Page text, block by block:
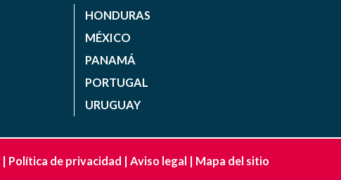
HONDURAS
MÉXICO
PANAMÁ
PORTUGAL
URUGUAY
| Política de privacidad | Aviso legal | Mapa del sitio